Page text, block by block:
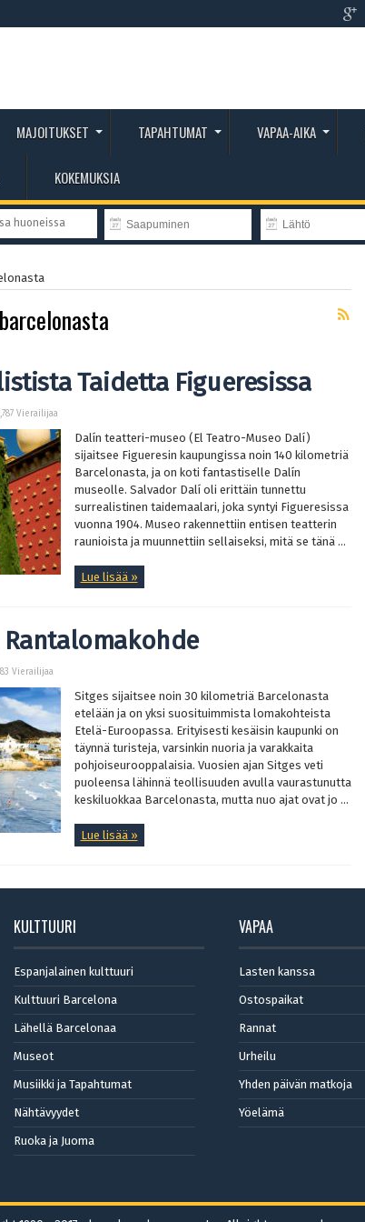
MAJOITUKSET TAPAHTUMAT VAPAA-AIKA
KOKEMUKSIA
huoneissa
Taidetta Figueresissa
Vierailijaa
Dalín teatteri-museo (El Teatro-Museo Dalí)
sijaitsee Figueresin kaupungissa noin 140 kilometriä
Barcelonasta, ja on koti fantastiselle Dalín
museolle. Salvador Dalí oli erittäin tunnettu
surrealistinen taidemaalari, joka syntyi Figueresissa
vuonna 1904. Museo rakennettiin entisen teatterin
raunioista ja muunnettiin sellaiseksi, mitä se tänä ...
Lue lisää »
Vierailijaa
Sitges sijaitsee noin 30 kilometriä Barcelonasta
etelään ja on yksi suosituimmista lomakohteista
Etelä-Euroopassa. Erityisesti kesäisin kaupunki on
täynnä turisteja, varsinkin nuoria ja varakkaita
pohjoiseurooppalaisia. Vuosien ajan Sitges veti
puoleensa lähinnä teollisuuden avulla vaurastunutta
keskiluokkaa Barcelonasta, mutta nuo ajat ovat jo ...
Lue lisää »
KULTTUURI
Espanjalainen kulttuuri
Kulttuuri Barcelona
Lähellä Barcelonaa
Museot
Musiikki ja Tapahtumat
Nähtävyydet
Ruoka ja Juoma
VAPAA
Lasten kanssa
Ostospaikat
Rannat
Urheilu
Yhden päivän matkoja
Yöelämä